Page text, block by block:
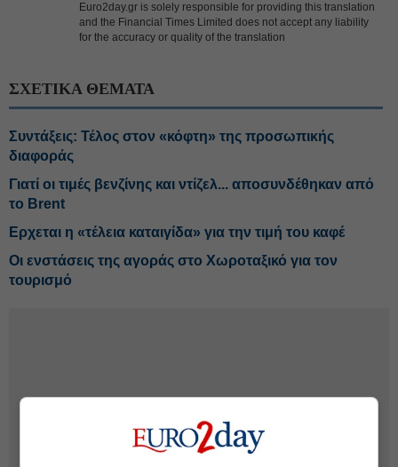
Euro2day.gr is solely responsible for providing this translation
and the Financial Times Limited does not accept any liability
for the accuracy or quality of the translation
ΣΧΕΤΙΚΑ ΘΕΜΑΤΑ
Συντάξεις: Τέλος στον «κόφτη» της προσωπικής
διαφοράς
Γιατί οι τιμές βενζίνης και ντίζελ... αποσυνδέθηκαν από
το Brent
Ερχεται η «τέλεια καταιγίδα» για την τιμή του καφέ
Οι ενστάσεις της αγοράς στο Χωροταξικό για τον
τουρισμό